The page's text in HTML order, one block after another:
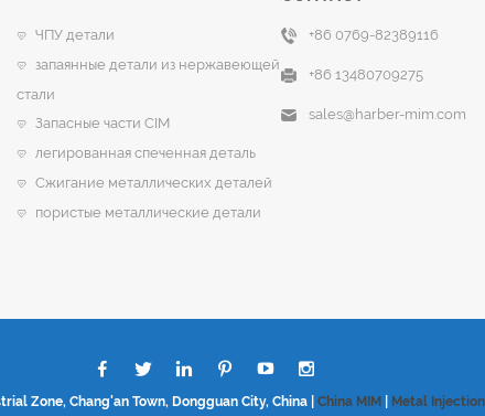
ЧПУ детали
запаянные детали из нержавеющей
стали
Запасные части CIM
легированная спеченная деталь
Сжигание металлических деталей
пористые металлические детали
+86 0769-82389116
+86 13480709275
sales@harber-mim.com
Zone, Chang'an Town, Dongguan City, China | China MIM Metal